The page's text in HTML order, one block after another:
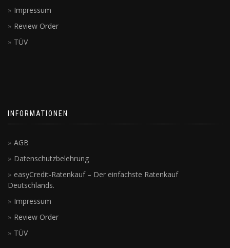
Impressum
Review Order
TÜV
INFORMATIONEN
AGB
Datenschutzbelehrung
easyCredit-Ratenkauf – Der einfachste Ratenkauf
Deutschlands.
Impressum
Review Order
TÜV